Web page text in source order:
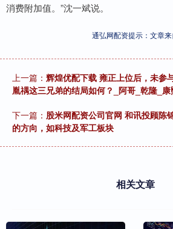
消费附加值。”沈一斌说。
通弘网配资提示：文章来
上一篇： 辉煌优配下载 雍正上位后，未参
胤禑这三兄弟的结局如何？_阿哥_乾隆_康
下一篇： 股米网配资公司官网 和讯投顾陈
的方向，如科技及军工板块
相关文章